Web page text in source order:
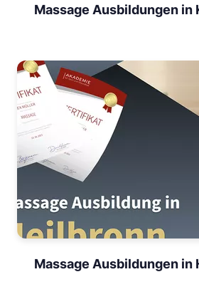
Massage Ausbildungen in
Massage Ausbildungen in